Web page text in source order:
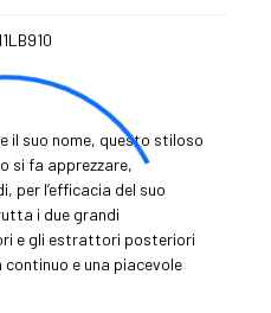
il suo nome, questo stiloso
si fa apprezzare,
per l’efficacia del suo
i due grandi
e gli estrattori posteriori
continuo e una piacevole